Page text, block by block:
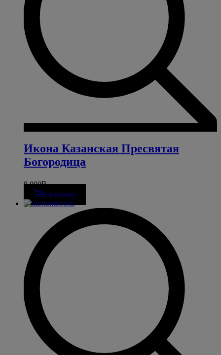
Икона Казанская Пресвятая
Богородица
8 000₽
В корзину